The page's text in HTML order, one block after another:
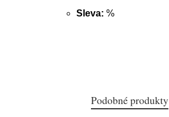
Sleva: %
Podobné produkty